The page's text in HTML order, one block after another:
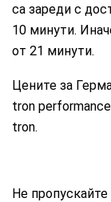
са зареди с
10 минути.
от 21 минути.
Цените за
tron
tron.
Не